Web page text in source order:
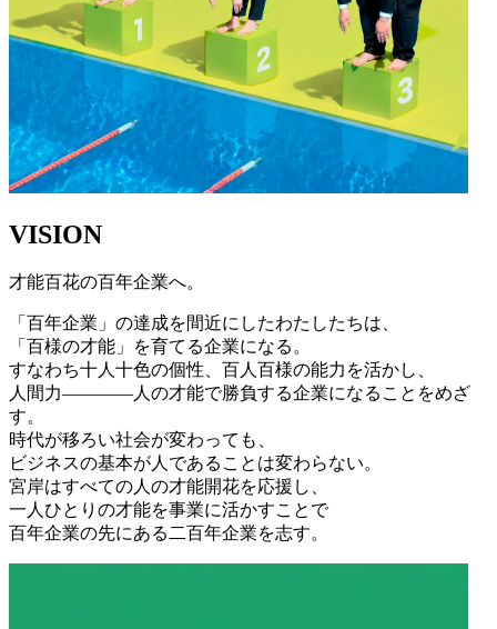
VISION
才能百花の百年企業へ。
「百年企業」の達成を間近にしたわたしたちは、
「百様の才能」を育てる企業になる。
すなわち十人十色の個性、百人百様の能力を活かし、
人間力————人の才能で勝負する企業になることをめざ
す。
時代が移ろい社会が変わっても、
ビジネスの基本が人であることは変わらない。
宮岸はすべての人の才能開花を応援し、
一人ひとりの才能を事業に活かすことで
百年企業の先にある二百年企業を志す。